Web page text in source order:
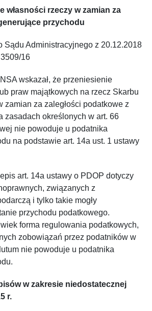
rzeczy w zamian za
przychodu
Sądu Administracyjnego z 20.12.2018
16
wskazał, że przeniesienie
praw majątkowych na rzecz Skarbu
zamian za zaległości podatkowe z
zasadach określonych w art. 66
nie powoduje u podatnika
na podstawie art. 14a ust. 1 ustawy
art. 14a ustawy o PDOP dotyczy
związanych z
i tylko takie mogły
przychodu podatkowego.
forma regulowania podatkowych,
zobowiązań przez podatników w
nie powoduje u podatnika
w zakresie niedostatecznej
r.